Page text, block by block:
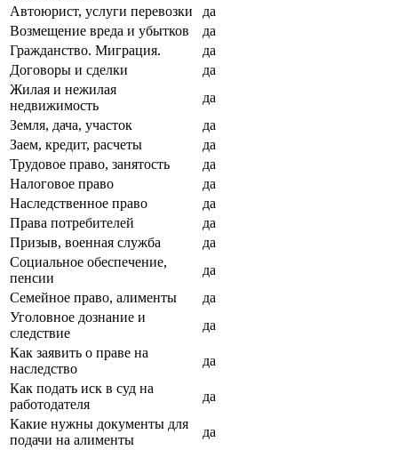
Автоюрист, услуги перевозки
да
Возмещение вреда и убытков
да
Гражданство. Миграция.
да
Договоры и сделки
да
Жилая и нежилая
недвижимость
да
Земля, дача, участок
да
Заем, кредит, расчеты
да
Трудовое право, занятость
да
Налоговое право
да
Наследственное право
да
Права потребителей
да
Призыв, военная служба
да
Социальное обеспечение,
пенсии
да
Семейное право, алименты
да
Уголовное дознание и
следствие
да
Как заявить о праве на
наследство
да
Как подать иск в суд на
работодателя
да
Какие нужны документы для
подачи на алименты
да